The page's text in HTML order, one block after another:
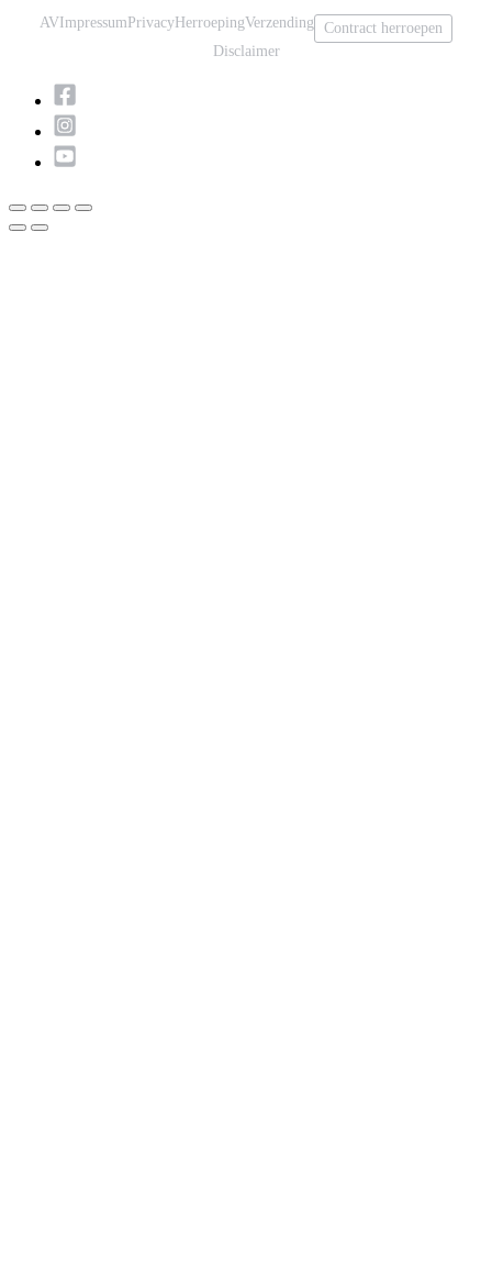
AVImpressum Privacy HerroepingVerzending
Contract herroepen
Disclaimer
Scroll
naar